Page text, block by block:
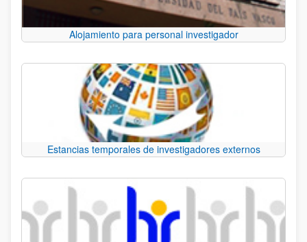
Alojamiento para personal investigador
Estancias temporales de investigadores externos